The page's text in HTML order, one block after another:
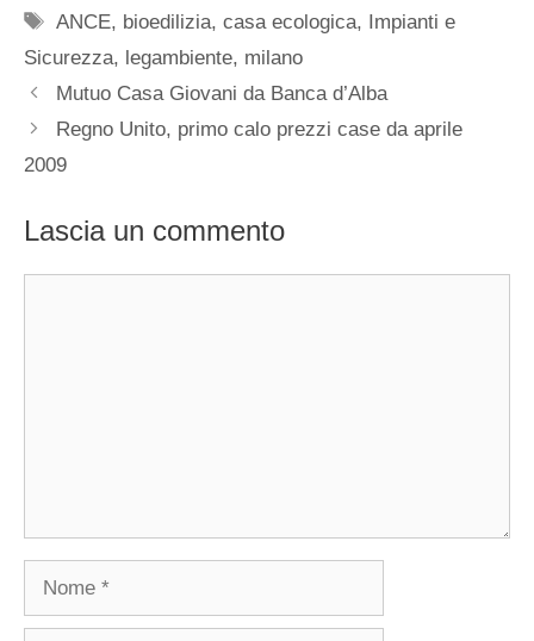
Tag
ANCE, bioedilizia,casa ecologica, Impianti e
Sicurezza, legambiente, milano
Mutuo Casa Giovani da Banca d’Alba
Regno Unito, primo calo prezzi case da aprile
2009
Lascia un commento